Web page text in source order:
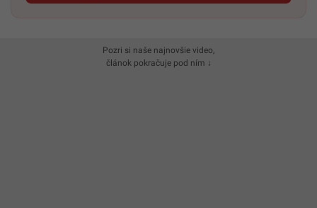
Pozri si naše najnovšie video,
článok pokračuje pod ním ↓